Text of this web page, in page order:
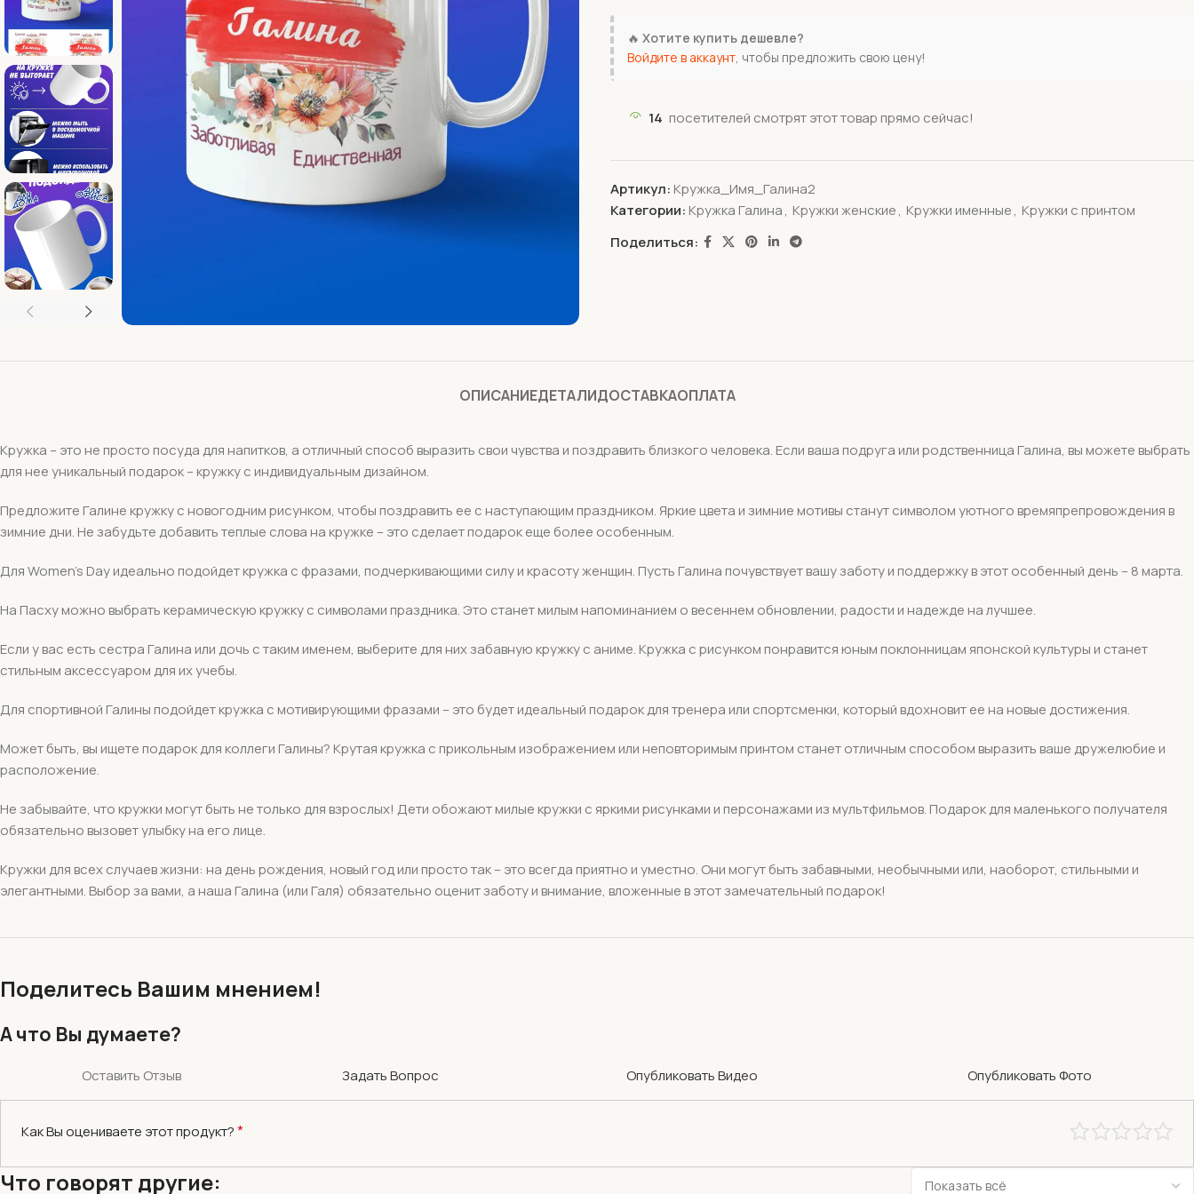
🔥 Хотите купить дешевле?
Войдите в аккаунт, чтобы предложить свою цену!
14 посетителей смотрят этот товар прямо сейчас!
Артикул: Кружка_Имя_Галина2
Категории: Кружка Галина, Кружки женские, Кружки именные, Кружки с принтом
Поделиться:
ОПИСАНИЕДЕТАЛИДОСТАВКАОПЛАТА
Кружка – это не просто посуда для напитков, а отличный способ выразить свои чувства и поздравить близкого человека. Если ваша подруга или родственница Галина, вы можете выбрать
для нее уникальный подарок – кружку с индивидуальным дизайном.
Предложите Галине кружку с новогодним рисунком, чтобы поздравить ее с наступающим праздником. Яркие цвета и зимние мотивы станут символом уютного времяпрепровождения в
зимние дни. Не забудьте добавить теплые слова на кружке – это сделает подарок еще более особенным.
Для Women’s Day идеально подойдет кружка с фразами, подчеркивающими силу и красоту женщин. Пусть Галина почувствует вашу заботу и поддержку в этот особенный день – 8 марта.
На Пасху можно выбрать керамическую кружку с символами праздника. Это станет милым напоминанием о весеннем обновлении, радости и надежде на лучшее.
Если у вас есть сестра Галина или дочь с таким именем, выберите для них забавную кружку с аниме. Кружка с рисунком понравится юным поклонницам японской культуры и станет
стильным аксессуаром для их учебы.
Для спортивной Галины подойдет кружка с мотивирующими фразами – это будет идеальный подарок для тренера или спортсменки, который вдохновит ее на новые достижения.
Может быть, вы ищете подарок для коллеги Галины? Крутая кружка с прикольным изображением или неповторимым принтом станет отличным способом выразить ваше дружелюбие и
расположение.
Не забывайте, что кружки могут быть не только для взрослых! Дети обожают милые кружки с яркими рисунками и персонажами из мультфильмов. Подарок для маленького получателя
обязательно вызовет улыбку на его лице.
Кружки для всех случаев жизни: на день рождения, новый год или просто так – это всегда приятно и уместно. Они могут быть забавными, необычными или, наоборот, стильными и
элегантными. Выбор за вами, а наша Галина (или Галя) обязательно оценит заботу и внимание, вложенные в этот замечательный подарок!
Поделитесь Вашим мнением!
А что Вы думаете?
Оставить Отзыв Задать Вопрос Опубликовать Видео Опубликовать Фото
Как Вы оцениваете этот продукт?*
Что говорят другие: